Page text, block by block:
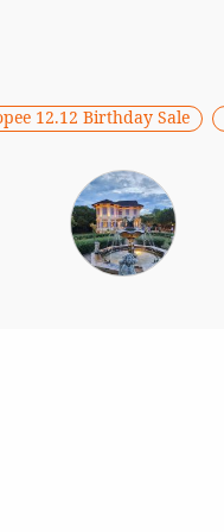
12.12 Birthday Sale